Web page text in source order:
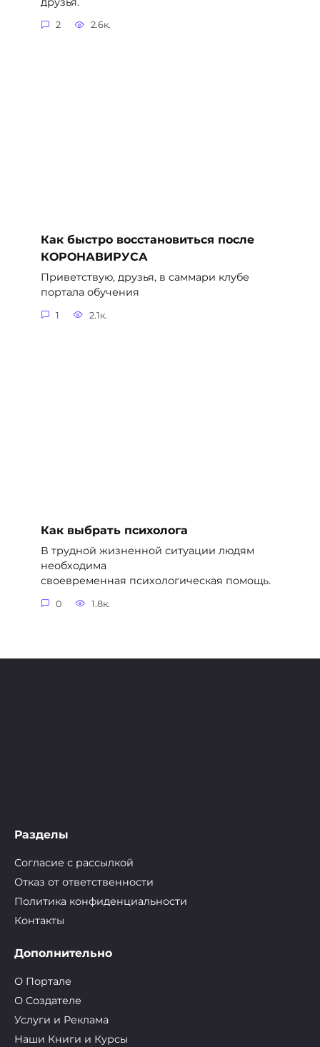
2 2.6к.
Как быстро восстановиться после
КОРОНАВИРУСА
Приветствую, друзья, в саммари клубе
портала обучения
1 2.1к.
Как выбрать психолога
В трудной жизненной ситуации людям
необходима
своевременная психологическая помощь.
0 1.8к.
Разделы
Согласие с рассылкой
Отказ от ответственности
Политика конфиденциальности
Контакты
Дополнительно
О Портале
О Cоздателе
Услуги и Реклама
Наши Книги и Курсы